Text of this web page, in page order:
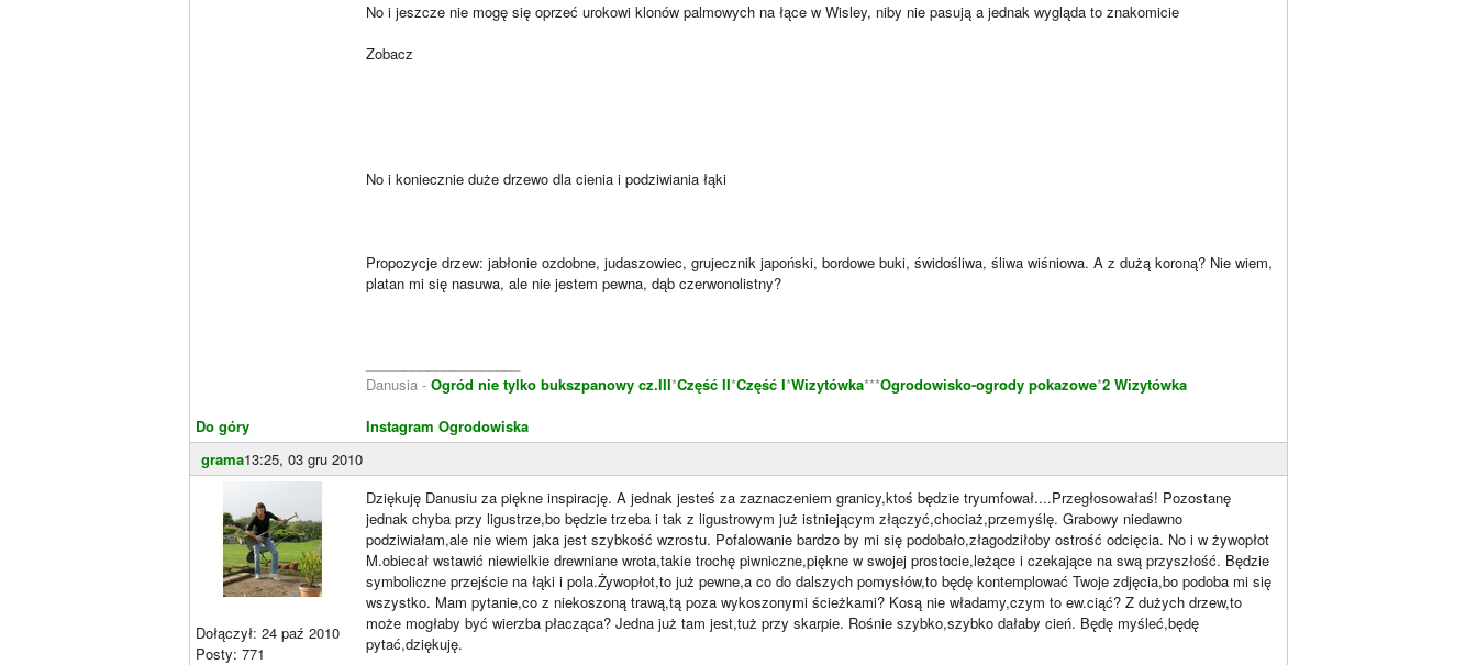
Do góry
No i jeszcze nie mogę się oprzeć urokowi klonów palmowych na łące w Wisley, niby nie pasują a jednak wygląda to znakomicie
Zobacz
No i koniecznie duże drzewo dla cienia i podziwiania łąki
Propozycje drzew: jabłonie ozdobne, judaszowiec, grujecznik japoński, bordowe buki, świdośliwa, śliwa wiśniowa. A z dużą koroną? Nie wiem,
platan mi się nasuwa, ale nie jestem pewna, dąb czerwonolistny?
Danusia - Ogród nie tylko bukszpanowy cz.III*Część II*Część I*Wizytówka***Ogrodowisko-ogrody pokazowe*2 Wizytówka
Instagram Ogrodowiska
grama13:25, 03 gru 2010
Dołączył: 24 paź 2010
Posty: 771
Dziękuję Danusiu za piękne inspirację. A jednak jesteś za zaznaczeniem granicy,ktoś będzie tryumfował....Przegłosowałaś! Pozostanę
jednak chyba przy ligustrze,bo będzie trzeba i tak z ligustrowym już istniejącym złączyć,chociaż,przemyślę. Grabowy niedawno
podziwiałam,ale nie wiem jaka jest szybkość wzrostu. Pofalowanie bardzo by mi się podobało,złagodziłoby ostrość odcięcia. No i w żywopłot
M.obiecał wstawić niewielkie drewniane wrota,takie trochę piwniczne,piękne w swojej prostocie,leżące i czekające na swą przyszłość. Będzie
symboliczne przejście na łąki i pola.Żywopłot,to już pewne,a co do dalszych pomysłów,to będę kontemplować Twoje zdjęcia,bo podoba mi się
wszystko. Mam pytanie,co z niekoszoną trawą,tą poza wykoszonymi ścieżkami? Kosą nie władamy,czym to ew.ciąć? Z dużych drzew,to
może mogłaby być wierzba płacząca? Jedna już tam jest,tuż przy skarpie. Rośnie szybko,szybko dałaby cień. Będę myśleć,będę
pytać,dziękuję.